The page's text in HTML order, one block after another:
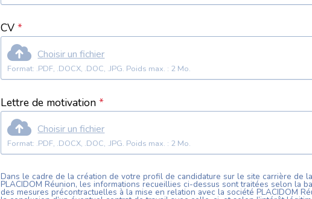
CV*
Choisir un fichier
Format: .PDF, .DOCX, .DOC, .JPG. Poids max. : 2 Mo.
Lettre de motivation*
Choisir un fichier
Format: .PDF, .DOCX, .DOC, .JPG. Poids max. : 2 Mo.
Dans le cadre de la création de votre profil de candidature sur le site carrière de
PLACIDOM Réunion, les informations recueillies ci-dessus sont traitées selon la
des mesures précontractuelles à la mise en relation avec la sociétéPLACIDOM